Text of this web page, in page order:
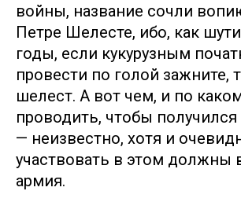
войны, название сочли
Петре Шелесте, ибо, как
годы, если кукурузным
провести по голой зажните,
шелест. А вот чем, и по
проводить, чтобы
— неизвестно, хотя и
участвовать в этом должны
армия.